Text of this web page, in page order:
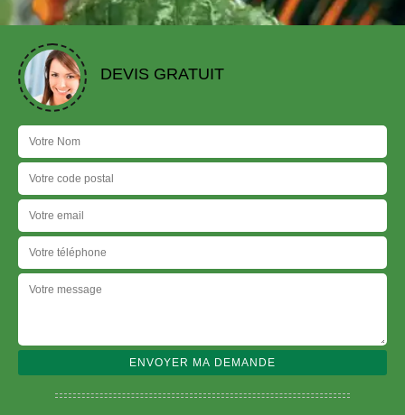
DEVIS GRATUIT